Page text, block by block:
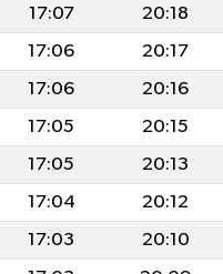
17:07 20:18
17:06 20:17
17:06 20:16
17:05 20:15
17:05 20:13
17:04 20:12
17:03 20:10